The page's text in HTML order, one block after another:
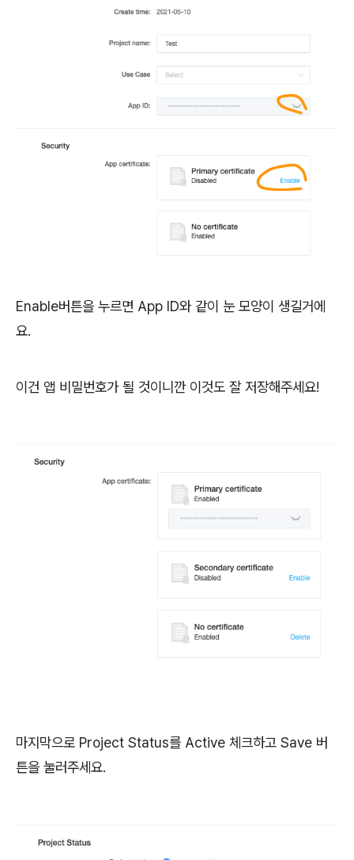
Enable버튼을 누르면 App ID와 같이 눈 모양이 생길거에
요.
이건 앱 비밀번호가 될 것이니깐 이것도 잘 저장해주세요!
마지막으로 Project Status를 Active 체크하고 Save 버
튼을 눌러주세요.